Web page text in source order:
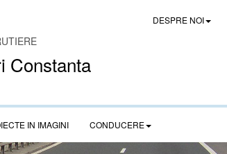
DESPRE NOI
Constanta
IN IMAGINI CONDUCERE